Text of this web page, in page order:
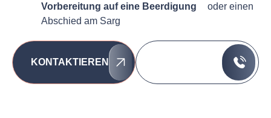
Vorbereitung auf eine Beerdigung
oder einen
Abschied am Sarg
KONTAKTIEREN